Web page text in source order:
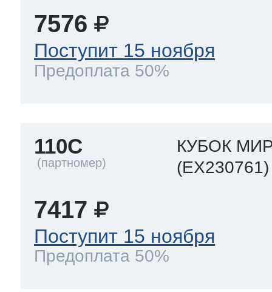
7576
Поступит 15 ноября
Предоплата 50%
110C
КУБОК
(EX230761)
7417
Поступит 15 ноября
Предоплата 50%